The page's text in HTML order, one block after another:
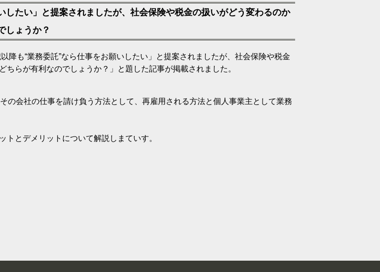
したい」と提案されましたが、社会保険や税金の扱いがどう変わるのか
しょうか？
降も“業務委託”なら仕事をお願いしたい」と提案されましたが、社会保険や税金
らが有利なのでしょうか？」と題した記事が掲載されました。
の会社の仕事を請け負う方法として、再雇用される方法と個人事業主として業務
とデメリットについて解説しまていす。